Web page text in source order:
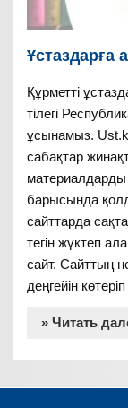
Ұстаздарға
Құрметті
тілегі
ұсынамыз.
сабақтар
материалдарды
барысында
сайттарда
тегін жүктеп
сайт. Сайттың
деңгейін
» Читать